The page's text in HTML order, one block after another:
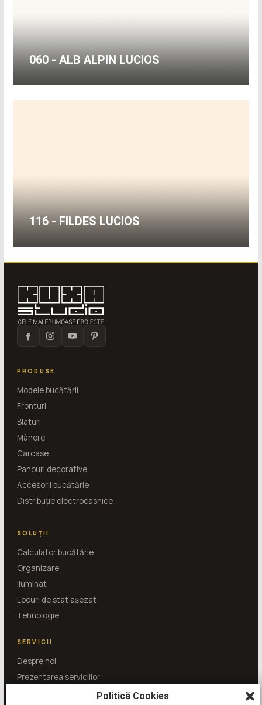
060 - ALB ALPIN LUCIOS
116 - FILDES LUCIOS
PRODUSE
Modele bucătării
Fronturi
Blaturi
Mânere
Carcase
Panouri decorative
Accesorii bucătărie
Distribuție electrocasnice
SOLUȚII
Calculator bucătărie
Organizare
Iluminat
Locuri de stat așezat
Tehnologie
SERVICII
Despre noi
Prezentarea serviciilor
Politică Cookies